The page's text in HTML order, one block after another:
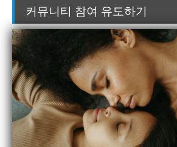
커뮤니티 참여 유도하기